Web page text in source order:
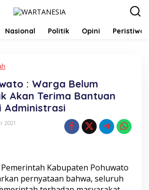
Nasional Politik Opini Peristiwa
:
Warga
Belum
Vaksin,
Tidak
Dilayani
Administrasi
: Warga Belum
Akan Terima Bantuan
Administrasi
2021
Pemerintah Kabupaten Pohuwato
pernyataan bahwa, seluruh